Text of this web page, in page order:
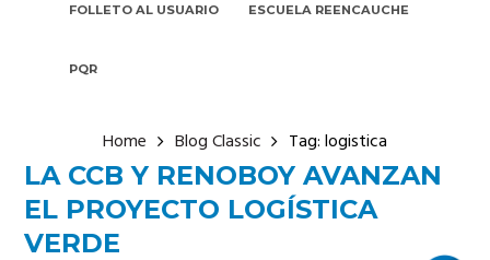
FOLLETO AL USUARIO ESCUELA REENCAUCHE
PQR
Home Blog Classic Tag: logistica
LA CCB Y RENOBOY AVANZAN
EL PROYECTO LOGÍSTICA
VERDE